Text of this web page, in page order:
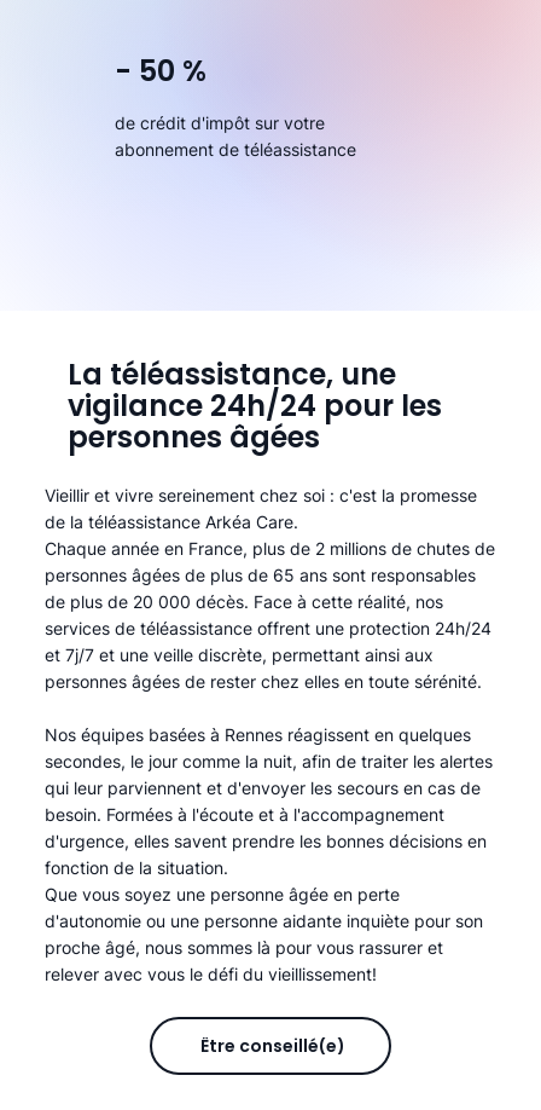
- 50 %
de crédit d'impôt sur votre
abonnement de téléassistance
La téléassistance, une
vigilance 24h/24 pour les
personnes âgées
Vieillir et vivre sereinement chez soi : c'est la promesse
de la téléassistance Arkéa Care.
Chaque année en France, plus de 2 millions de chutes de
personnes âgées de plus de 65 ans sont responsables
de plus de 20 000 décès. Face à cette réalité, nos
services de téléassistance offrent une protection 24h/24
et 7j/7 et une veille discrète, permettant ainsi aux
personnes âgées de rester chez elles en toute sérénité.​
Nos équipes basées à Rennes réagissent en quelques
secondes, le jour comme la nuit, afin de traiter les alertes
qui leur parviennent et d'envoyer les secours en cas de
besoin. Formées à l'écoute et à l'accompagnement
d'urgence, elles savent prendre les bonnes décisions en
fonction de la situation.
Que vous soyez une personne âgée en perte
d'autonomie ou une personne aidante inquiète pour son
proche âgé, nous sommes là pour vous rassurer et
relever avec vous le défi du vieillissement!
Être conseillé(e)